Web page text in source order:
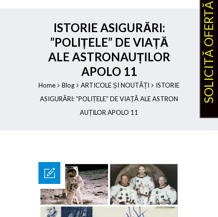
ISTORIE ASIGURĂRI:
”POLIȚELE” DE VIAȚĂ
ALE ASTRONAUȚILOR
APOLO 11
Home Blog ARTICOLE ȘI NOUTĂȚI
ISTORIE
ASIGURĂRI: ”POLIȚELE” DE VIAȚĂ ALE ASTRON
AUȚILOR APOLO 11
SOLICITĂ OFERTĂ